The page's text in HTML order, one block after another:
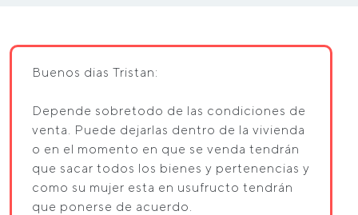
Buenos dias Tristan:
Depende sobretodo de las condiciones de
venta. Puede dejarlas dentro de la vivienda
o en el momento en que se venda tendrán
que sacar todos los bienes y pertenencias y
como su mujer esta en usufructo tendrán
que ponerse de acuerdo.